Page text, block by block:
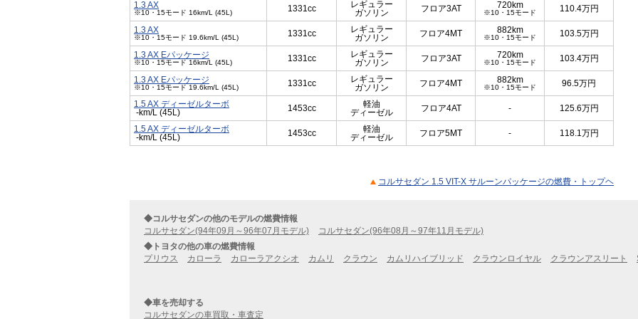
1.3 AX
※10・15モード 16km/L (45L) 1331cc
レギュラー
ガソリン
フロア3AT 720km
※10・15モード 110.4万円
1.3 AX
※10・15モード 19.6km/L (45L) 1331cc
レギュラー
ガソリン
フロア4MT 882km
※10・15モード 103.5万円
1.3 AX Eパッケージ
※10・15モード 16km/L (45L) 1331cc
レギュラー
ガソリン
フロア3AT 720km
※10・15モード 103.4万円
1.3 AX Eパッケージ
※10・15モード 19.6km/L (45L) 1331cc
レギュラー
ガソリン
フロア4MT 882km
※10・15モード 96.5万円
1.5 AX ディーゼルターボ
-km/L (45L)
1453cc
軽油
ディーゼル
フロア4AT - 125.6万円
1.5 AX ディーゼルターボ
-km/L (45L)
1453cc
軽油
ディーゼル
フロア5MT - 118.1万円
コルサセダン 1.5 VIT-X サルーンパッケージの燃費・トップヘ
◆コルサセダンの他のモデルの燃費情報
コルサセダン(94年09月～96年07月モデル)
コルサセダン(96年08月～97年11月モデル)
◆トヨタの他の車の燃費情報
プリウス
カローラ カローラアクシオ カムリ クラウン カムリハイブリッド クラウンロイヤル クラウンアスリート
◆車を売却する
コルサセダンの車買取・車査定